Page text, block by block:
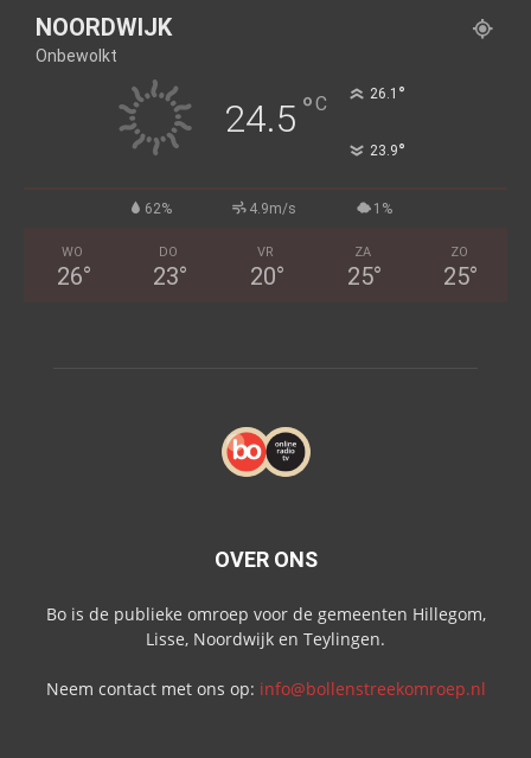
NOORDWIJK
Onbewolkt
24.5 °C 26.1 °
23.9°
62% 4.9m/s 1%
WO
26°
DO
23°
VR
20°
ZA
25°
ZO
25°
OVER ONS
Bo is de publieke omroep voor de gemeenten Hillegom,
Lisse, Noordwijk en Teylingen.
Neem contact met ons op: info@bollenstreekomroep.nl